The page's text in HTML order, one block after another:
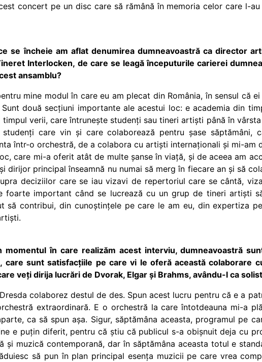
concert pe un disc care să rămână în memoria celor care l-
se încheie am aflat denumirea dumneavoastră ca director
Interlocken, de care se leagă începuturile carierei
ansamblu?
mine modul în care eu am plecat din România, în sensul că
două secțiuni importante ale acestui loc: e academia din
verii, care întrunește studenți sau tineri artiști până în
care vin și care colaborează pentru șase săptămâni,
într-o orchestră, de a colabora cu artiști internaționali și mi-am
care mi-a oferit atât de multe șanse în viață, și de aceea am
dirijor principal înseamnă nu numai să merg în fiecare an și să
deciziilor care se iau vizavi de repertoriul care se cântă,
foarte important când se lucrează cu un grup de tineri artiști
să contribui, din cunoștințele pe care le am eu, din expertiza
momentul în care realizăm acest interviu, dumneavoastră
care sunt satisfacțiile pe care vi le oferă această colaborare
veți dirija lucrări de Dvorak, Elgar și Brahms, avându-l ca
colaborez destul de des. Spun acest lucru pentru că e a
extraordinară. E o orchestră la care întotdeauna mi-a
ca să spun așa. Sigur, săptămâna aceasta, programul pe
e puțin diferit, pentru că știu că publicul s-a obișnuit deja cu
și muzică contemporană, dar în săptămâna aceasta totul e
să pun în plan principal esența muzicii pe care vrea